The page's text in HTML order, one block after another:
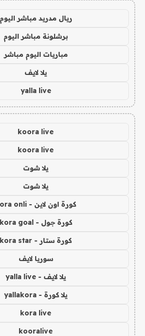
ريال مدريد مباشر اليوم
برشلونة مباشر اليوم
مباريات اليوم مباشر
يلا لايف
yalla live
koora live
koora live
يلا شوت
يلا شوت
كورة اون لاين - kora onli
كورة جول - kora goal
كورة ستار - kora star
سوريا لايف
يلا لايف - yalla live
يلا كورة - yallakora
kora live
kooralive